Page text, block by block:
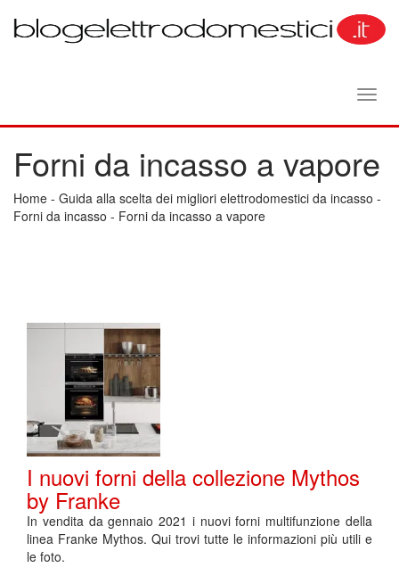
Forni da incasso a vapore
Home - Guida alla scelta dei migliori elettrodomestici da incasso -
Forni da incasso - Forni da incasso a vapore
I nuovi forni della collezione Mythos
by Franke
In vendita da gennaio 2021 i nuovi forni multifunzione della
linea Franke Mythos. Qui trovi tutte le informazioni più utili e
le foto.